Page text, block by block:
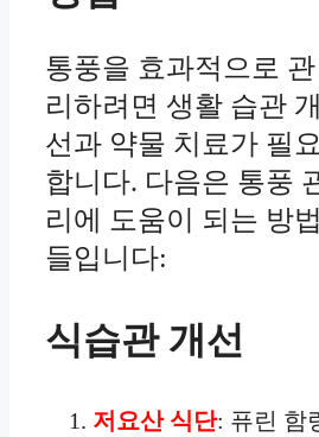
통풍을 효과적으로 관
리하려면 생활 습관 개
선과 약물 치료가 필요
합니다. 다음은 통풍
리에 도움이 되는 방법
들입니다:
식습관 개선
저요산 식단: 퓨린 함